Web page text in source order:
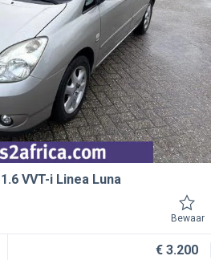
1.6 VVT-i Linea Luna
Bewaar
€ 3.200